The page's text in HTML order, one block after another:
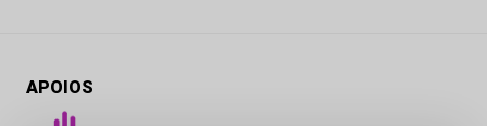
APOIOS